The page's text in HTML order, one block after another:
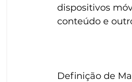
dispositivos
conteúdo e
Definição de